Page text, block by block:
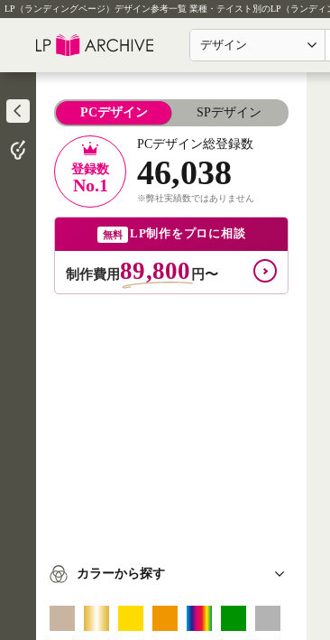
LP（ランディングページ）デザイン参考一覧 業種・テイスト別のLP（ランデ
デザイン
PCデザイン SPデザイン
登録数
No.1
PCデザイン総登録数
46,038
※弊社実績数ではありません
無料 LP制作をプロに相談
制作費用89,800 円〜
カラーから探す